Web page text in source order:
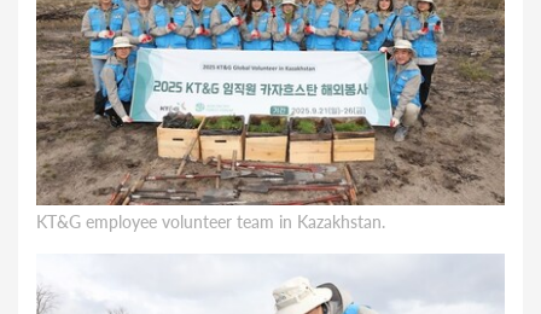
KT&G employee volunteer team in Kazakhstan.